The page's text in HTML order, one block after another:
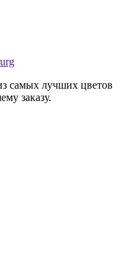
самых лучших цветов
заказу.